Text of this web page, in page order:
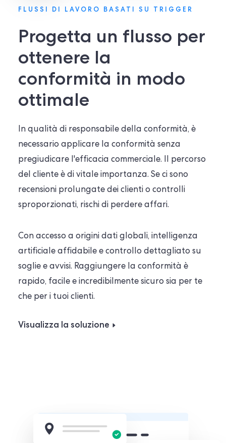
FLUSSI DI LAVORO BASATI SU TRIGGER
Progetta un flusso per
ottenere la
conformità in modo
ottimale
In qualità di responsabile della conformità, è
necessario applicare la conformità senza
pregiudicare l'efficacia commerciale. Il percorso
del cliente è di vitale importanza. Se ci sono
recensioni prolungate dei clienti o controlli
sproporzionati, rischi di perdere affari.
Con accesso a origini dati globali, intelligenza
artificiale affidabile e controllo dettagliato su
soglie e avvisi. Raggiungere la conformità è
rapido, facile e incredibilmente sicuro sia per te
che per i tuoi clienti.
Visualizza la soluzione